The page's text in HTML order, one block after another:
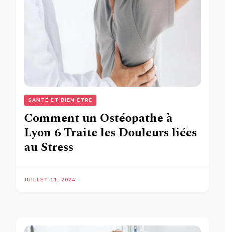
SANTÉ ET BIEN ETRE
Comment un Ostéopathe à
Lyon 6 Traite les Douleurs liées
au Stress
JUILLET 11, 2024